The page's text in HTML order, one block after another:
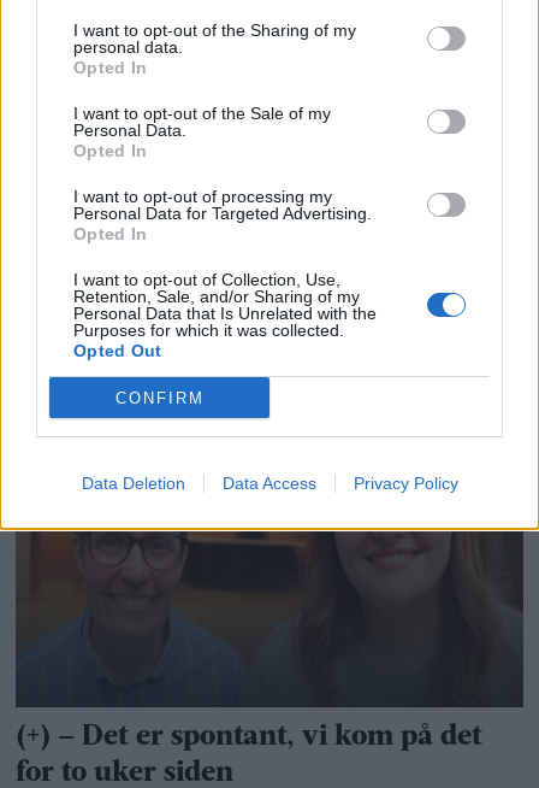
I want to opt-out of the Sharing of my
personal data.
Opted In
I want to opt-out of the Sale of my
Personal Data.
Opted In
I want to opt-out of processing my
Personal Data for Targeted Advertising.
Opted In
I want to opt-out of Collection, Use,
Retention, Sale, and/or Sharing of my
Personal Data that Is Unrelated with the
Purposes for which it was collected.
Opted Out
CONFIRM
Data Deletion Data Access Privacy Policy